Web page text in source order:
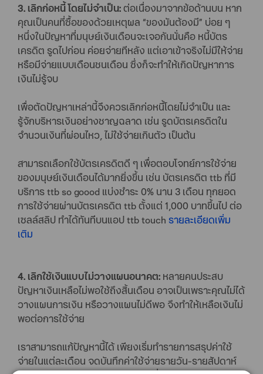
3. เลิกก่อหนี้ โดยไม่จำเป็น:ต่อเนื่องมาจากข้อด้านบน หาก
คุณเป็นคนที่ซื้อของด้วยเหตุผล “ของมันต้องมี” บ่อย ๆ
หนึ่งในปัญหาที่มนุษย์เงินเดือนจะเจอกันนั่นคือ หนี้บัตร
เครดิต รูดไปก่อน ค่อยจ่ายทีหลัง แต่เอาเข้าจริงไม่มีให้จ่าย
หรือมีจ่ายแบบเดือนชนเดือน ซึ่งก็จะทำให้เกิดปัญหาการ
เงินไม่รู้จบ
เพื่อตัดปัญหาเหล่านี้จึงควรเลิกก่อหนี้โดยไม่จำเป็น และ
รู้จักบริหารเงินอย่างชาญฉลาด เช่น รูดบัตรเครดิตใน
จำนวนเงินที่ผ่อนไหว, ไม่ใช้จ่ายเกินตัว เป็นต้น
สามารถเลือกใช้บัตรเครดิตดี ๆ เพื่อตอบโจทย์การใช้จ่าย
ของมนุษย์เงินเดือนได้มากยิ่งขึ้น เช่น บัตรเครดิต ttb ที่มี
บริการ ttb so goood แบ่งชำระ 0% นาน 3 เดือน ทุกยอด
การใช้จ่ายผ่านบัตรเครดิต ttb ตั้งแต่ 1,000 บาทขึ้นไป ต่อ
เซลล์สลิป ทำได้ทันทีบนแอป ttb touch รายละเอียดเพิ่ม
เติม
4. เลิกใช้เงินแบบไม่วางแผนอนาคต: หลายคนประสบ
ปัญหาเงินเหลือไม่พอใช้ถึงสิ้นเดือน อาจเป็นเพราะคุณไม่ได้
วางแผนการเงิน หรือวางแผนไม่ดีพอ จึงทำให้เหลือเงินไม่
พอต่อการใช้จ่าย
เราสามารถแก้ปัญหานี้ได้ เพียงเริ่มทำรายการสรุปค่าใช้
จ่ายในแต่ละเดือน จดบันทึกค่าใช้จ่ายรายวัน-รายสัปดาห์